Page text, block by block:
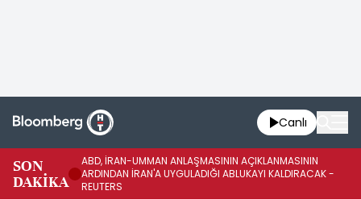
Canlı
SON
DAKİKA
ABD, İRAN-UMMAN ANLAŞMASININ AÇIKLANMASININ
ARDINDAN İRAN'A UYGULADIĞI ABLUKAYI KALDIRACAK -
REUTERS